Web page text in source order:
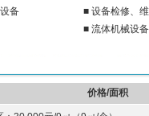
备
■ 设备检修、
■ 流体机械设
价格/面积